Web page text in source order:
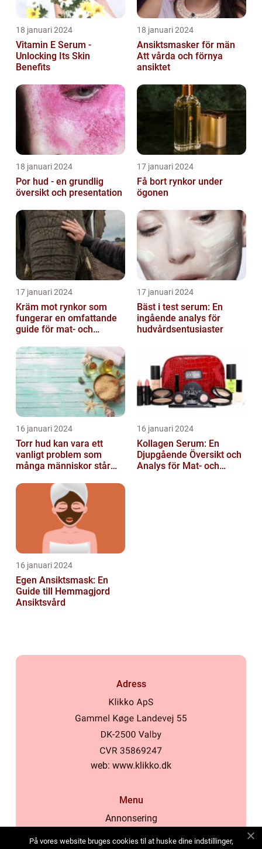
18 januari 2024
Vitamin E Serum -
Unlocking Its Skin
Benefits
18 januari 2024
Ansiktsmasker för män
Att vårda och förnya
ansiktet
18 januari 2024
Por hud - en grundlig
översikt och presentation
17 januari 2024
Få bort rynkor under
ögonen
17 januari 2024
Kräm mot rynkor som
fungerar en omfattande
guide för mat- och
17 januari 2024
Bäst i test serum: En
ingående analys för
hudvårdsentusiaster
16 januari 2024
Torr hud kan vara ett
vanligt problem som
många människor står
16 januari 2024
Kollagen Serum: En
Djupgående Översikt och
Analys för Mat- och
16 januari 2024
Egen Ansiktsmask: En
Guide till Hemmagjord
Ansiktsvård
Adress
web: www.klikko.dk
Menu
Annonsering
På vores website bruges cookies til at huske dine indstillinger,